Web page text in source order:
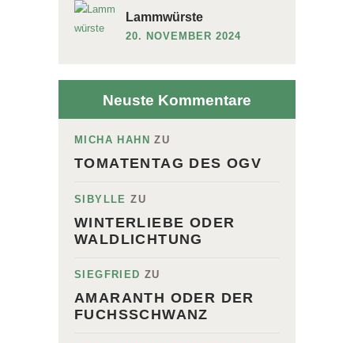
Lammwürste
20. NOVEMBER 2024
Neuste Kommentare
MICHA HAHN ZU
TOMATENTAG DES OGV
SIBYLLE ZU
WINTERLIEBE ODER
WALDLICHTUNG
SIEGFRIED ZU
AMARANTH ODER DER
FUCHSSCHWANZ